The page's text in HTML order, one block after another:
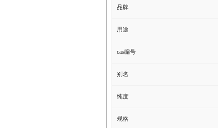
品牌
用途
cas编号
别名
纯度
规格